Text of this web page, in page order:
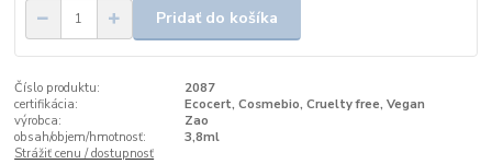
Pridať do košíka
Číslo produktu:
2087
certifikácia:
Ecocert, Cosmebio, Cruelty free, Vegan
výrobca:
Zao
obsah/objem/hmotnosť:
3,8ml
Strážiť cenu / dostupnosť